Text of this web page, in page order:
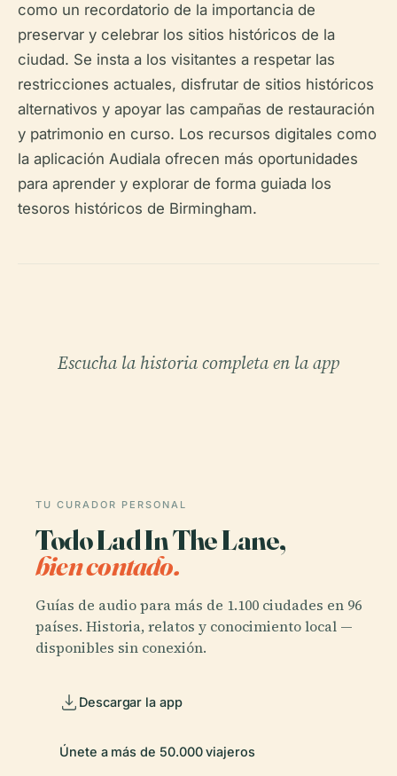
como un recordatorio de la importancia de
preservar y celebrar los sitios históricos de la
ciudad. Se insta a los visitantes a respetar las
restricciones actuales, disfrutar de sitios históricos
alternativos y apoyar las campañas de restauración
y patrimonio en curso. Los recursos digitales como
la aplicación Audiala ofrecen más oportunidades
para aprender y explorar de forma guiada los
tesoros históricos de Birmingham.
Escucha la historia completa en la app
TU CURADOR PERSONAL
Todo Lad In The Lane,
bien contado.
Guías de audio para más de 1.100 ciudades en 96
países. Historia, relatos y conocimiento local —
disponibles sin conexión.
Descargar la app
Únete a más de 50.000 viajeros